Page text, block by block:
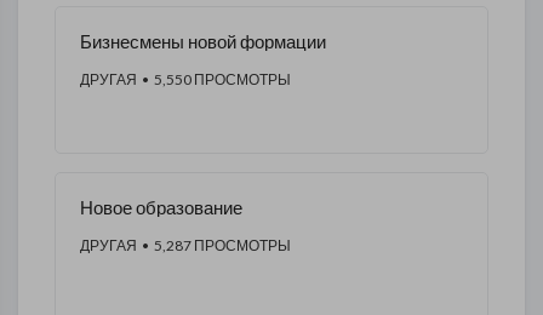
Бизнесмены новой формации
ДРУГАЯ • 5,550 ПРОСМОТРЫ
Новое образование
ДРУГАЯ • 5,287 ПРОСМОТРЫ